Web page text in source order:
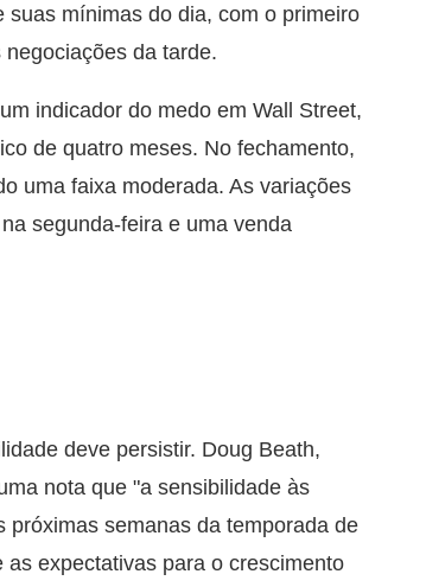
mínimas do dia, com o primeiro
da tarde.
indicador do medo em Wall Street,
de quatro meses. No fechamento,
uma faixa moderada. As variações
segunda-feira e uma venda
deve persistir. Doug Beath,
nota que "a sensibilidade às
semanas da temporada de
expectativas para o crescimento